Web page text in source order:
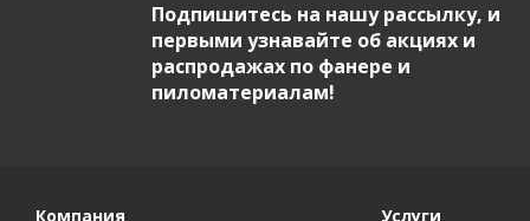
Подпишитесь на нашу рассылку, и
первыми узнавайте об акциях и
распродажах по фанере и
пиломатериалам!
Компания Услуги